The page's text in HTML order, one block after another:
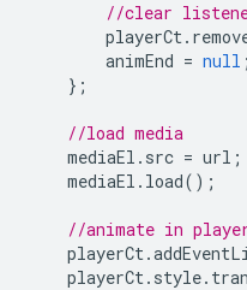
//clear
playerCt.
animEnd = null ;
};
//load media
mediaEl . src = url ;
mediaEl . load();
//animate in
playerCt.
playerCt. style.